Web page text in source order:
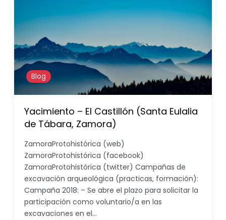
Blog
Yacimiento – El Castillón (Santa Eulalia
de Tábara, Zamora)
ZamoraProtohistórica (web)
ZamoraProtohistórica (facebook)
ZamoraProtohistórica (twitter) Campañas de
excavación arqueológica (practicas, formación):
Campaña 2018: – Se abre el plazo para solicitar la
participación como voluntario/a en las
excavaciones en el…